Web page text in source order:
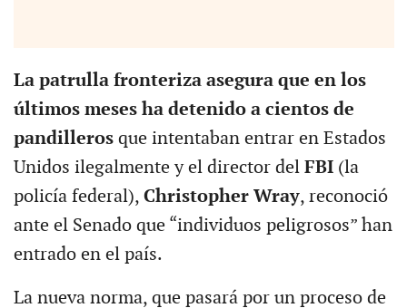
La patrulla fronteriza asegura que en los
últimos meses ha detenido a cientos de
pandillerosque intentaban entrar en Estados
Unidos ilegalmente y el director del FBI (la
policía federal), Christopher Wray, reconoció
ante el Senado que “individuos peligrosos” han
entrado en el país.
La nueva norma, que pasará por un proceso de